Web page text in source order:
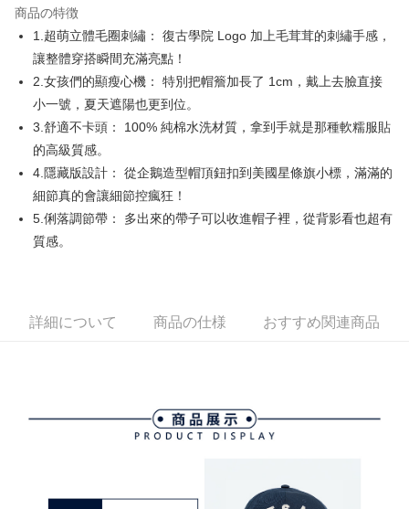
Easy Wallet
AFTEE代金後払い
説明
一、 AFTEE代金後払いについて
1.お支払い方法でAFTEE代金後払いを選択すると、携帯電話認証ウィンド
ウが表示されます。
2.SMSで認証してお支払い手続を進めてください。
す。
4.ご注文が完了すると、携帯に支払い通知のSMSが届きます。アプリ会員
の場合は、AFTEE アプリプッシュ通知が届きます。
5.商品受け取り時のお支払いは不要です。商品を確かめてから、SMSまた
はアプリの通知に従って、4大コンビニ、またはATM/オンラインバンキン
まで延長できます。
約商品や商品到着日が比較的遅い商品）。そのため、商品到着の有無に関
わらず、AFTEEで指定された期限内にお支払いください。
ATM払い
配送方法
全家取貨付款
付款後全家取貨
配送毎にNT$80、NT$2,000以上で送料無料
7-11取貨付款
配送毎にNT$80、NT$2,000以上で送料無料
配送毎にNT$80、NT$2,000以上で送料無料
商品の特徴
1.超萌立體毛圈刺繡： 復古學院 Logo 加上毛茸茸的刺繡手感，
讓整體穿搭瞬間充滿亮點！
2.女孩們的顯瘦心機： 特別把帽簷加長了 1cm，戴上去臉直接
小一號，夏天遮陽也更到位。
3.舒適不卡頭： 100% 純棉水洗材質，拿到手就是那種軟糯服貼
的高級質感。
4.隱藏版設計： 從企鵝造型帽頂鈕扣到美國星條旗小標，滿滿的
細節真的會讓細節控瘋狂！
5.俐落調節帶： 多出來的帶子可以收進帽子裡，從背影看也超有
質感。
詳細について 商品の仕様 おすすめ関連商品